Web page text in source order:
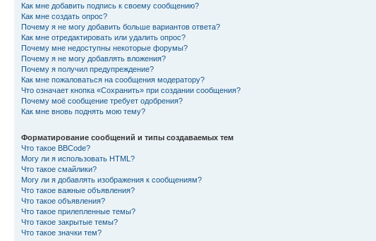
Как мне добавить подпись к своему сообщению?
Как мне создать опрос?
Почему я не могу добавить больше вариантов ответа?
Как мне отредактировать или удалить опрос?
Почему мне недоступны некоторые форумы?
Почему я не могу добавлять вложения?
Почему я получил предупреждение?
Как мне пожаловаться на сообщения модератору?
Что означает кнопка «Сохранить» при создании сообщения?
Почему моё сообщение требует одобрения?
Как мне вновь поднять мою тему?
Форматирование сообщений и типы создаваемых тем
Что такое BBCode?
Могу ли я использовать HTML?
Что такое смайлики?
Могу ли я добавлять изображения к сообщениям?
Что такое важные объявления?
Что такое объявления?
Что такое прилепленные темы?
Что такое закрытые темы?
Что такое значки тем?